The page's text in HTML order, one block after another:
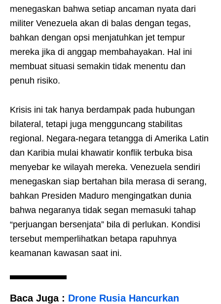
menegaskan bahwa setiap ancaman nyata dari
militer Venezuela akan di balas dengan tegas,
bahkan dengan opsi menjatuhkan jet tempur
mereka jika di anggap membahayakan. Hal ini
membuat situasi semakin tidak menentu dan
penuh risiko.
Krisis ini tak hanya berdampak pada hubungan
bilateral, tetapi juga mengguncang stabilitas
regional. Negara-negara tetangga di Amerika Latin
dan Karibia mulai khawatir konflik terbuka bisa
menyebar ke wilayah mereka. Venezuela sendiri
menegaskan siap bertahan bila merasa di serang,
bahkan Presiden Maduro mengingatkan dunia
bahwa negaranya tidak segan memasuki tahap
“perjuangan bersenjata” bila di perlukan. Kondisi
tersebut memperlihatkan betapa rapuhnya
keamanan kawasan saat ini.
Baca Juga : Drone Rusia Hancurkan